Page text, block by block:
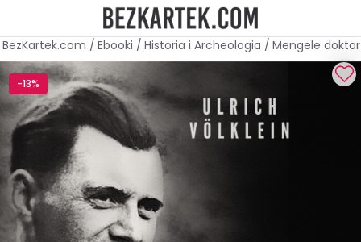
BezKartek.com / Ebooki / Historia i Archeologia / Mengele
-13%